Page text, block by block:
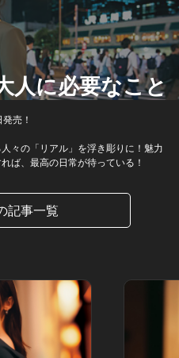
人に必要なこと
売！
々の「リアル」を浮き彫りに！魅力
ば、最高の日常が待っている！
記事一覧